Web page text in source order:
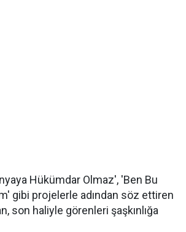
Hükümdar Olmaz', 'Ben Bu
gibi projelerle adından söz ettiren
son haliyle görenleri şaşkınlığa